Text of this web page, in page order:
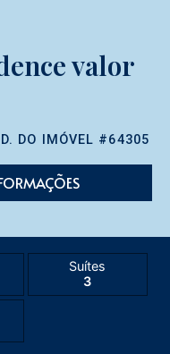
valor
DO IMÓVEL #64305
Suítes
3